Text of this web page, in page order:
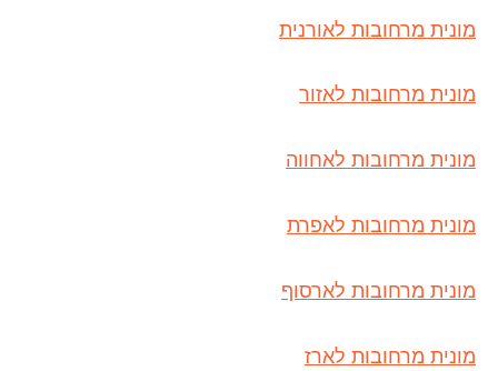
מונית מרחובות לאורנית
מונית מרחובות לאזור
מונית מרחובות לאחווה
מונית מרחובות לאפרת
מונית מרחובות לארסוף
מונית מרחובות לארז